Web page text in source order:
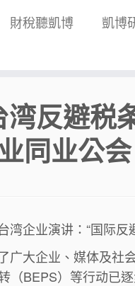
財稅聽凱博 凱博
反避税
同业公会
企业演讲：“国际反
大企业、媒体及社
（BEPS）等行动已